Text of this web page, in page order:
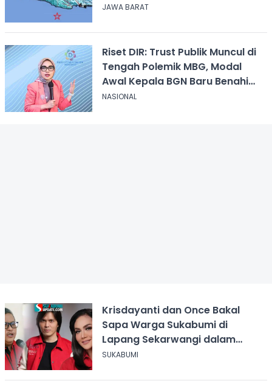
JAWA BARAT
Riset DIR: Trust Publik Muncul di
Tengah Polemik MBG, Modal
Awal Kepala BGN Baru Benahi
Program
NASIONAL
Krisdayanti dan Once Bakal
Sapa Warga Sukabumi di
Lapang Sekarwangi dalam
Rangka Hari ASI Sedunia
SUKABUMI